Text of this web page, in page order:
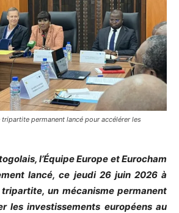
permanent lancé pour accélérer les
l’Équipe Europe et Eurocham
lancé, ce jeudi 26 juin 2026 à
un mécanisme permanent
les investissements européens au